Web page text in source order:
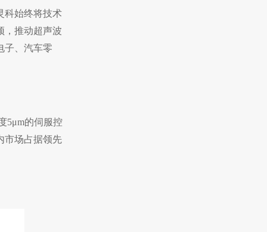
科始终将技术
，推动超声波
子、汽车零
5μm的伺服控
市场占据领先